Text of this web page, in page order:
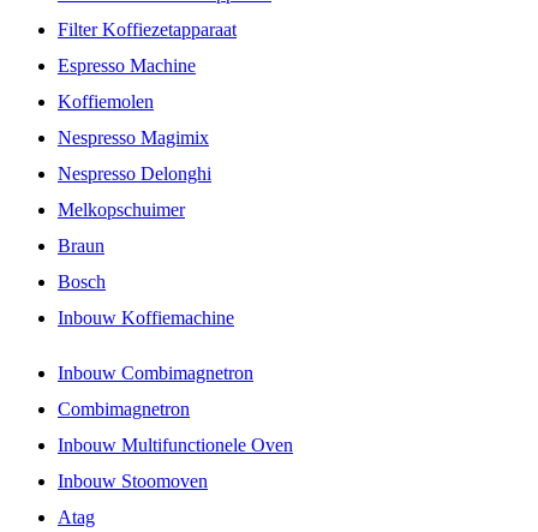
Filter Koffiezetapparaat
Espresso Machine
Koffiemolen
Nespresso Magimix
Nespresso Delonghi
Melkopschuimer
Braun
Bosch
Inbouw Koffiemachine
Inbouw Combimagnetron
Combimagnetron
Inbouw Multifunctionele Oven
Inbouw Stoomoven
Atag